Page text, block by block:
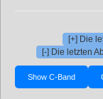
[+] Die
[-] Die letzten